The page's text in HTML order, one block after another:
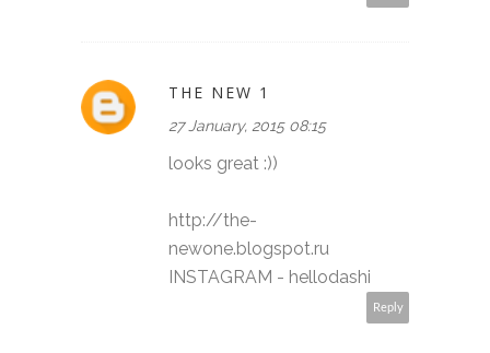
THE NEW 1
27 January, 2015 08:15
looks great :))
http://the-
newone.blogspot.ru
INSTAGRAM - hellodashi
Reply